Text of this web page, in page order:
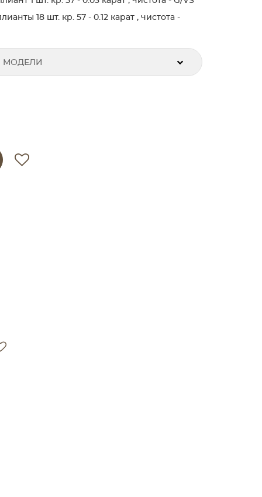
18 шт. кр. 57 - 0.12 карат , чистота -
МОДЕЛИ